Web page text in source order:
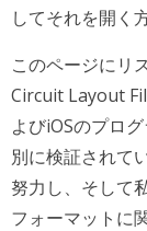
してそれを開く
このページにリ
Circuit Layout
よびiOSのプロ
別に検証されて
努力し、そして
フォーマットに